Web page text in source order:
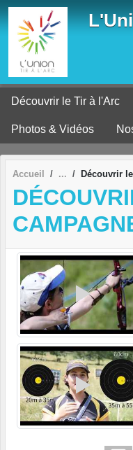
Découvrir le Tir à l'Arc
Photos & Vidéos
Accueil Découvrir
Panneau de gestion des